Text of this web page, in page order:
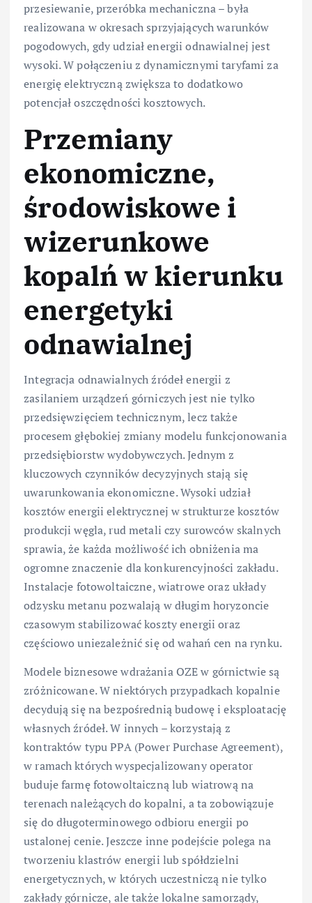
przesiewanie, przeróbka mechaniczna – była
realizowana w okresach sprzyjających warunków
pogodowych, gdy udział energii odnawialnej jest
wysoki. W połączeniu z dynamicznymi taryfami za
energię elektryczną zwiększa to dodatkowo
potencjał oszczędności kosztowych.
Przemiany
ekonomiczne,
środowiskowe i
wizerunkowe
kopalń w kierunku
energetyki
odnawialnej
Integracja odnawialnych źródeł energii z
zasilaniem urządzeń górniczych jest nie tylko
przedsięwzięciem technicznym, lecz także
procesem głębokiej zmiany modelu funkcjonowania
przedsiębiorstw wydobywczych. Jednym z
kluczowych czynników decyzyjnych stają się
uwarunkowania ekonomiczne. Wysoki udział
kosztów energii elektrycznej w strukturze kosztów
produkcji węgla, rud metali czy surowców skalnych
sprawia, że każda możliwość ich obniżenia ma
ogromne znaczenie dla konkurencyjności zakładu.
Instalacje fotowoltaiczne, wiatrowe oraz układy
odzysku metanu pozwalają w długim horyzoncie
czasowym stabilizować koszty energii oraz
częściowo uniezależnić się od wahań cen na rynku.
Modele biznesowe wdrażania OZE w górnictwie są
zróżnicowane. W niektórych przypadkach kopalnie
decydują się na bezpośrednią budowę i eksploatację
własnych źródeł. W innych – korzystają z
kontraktów typu PPA (Power Purchase Agreement),
w ramach których wyspecjalizowany operator
buduje farmę fotowoltaiczną lub wiatrową na
terenach należących do kopalni, a ta zobowiązuje
się do długoterminowego odbioru energii po
ustalonej cenie. Jeszcze inne podejście polega na
tworzeniu klastrów energii lub spółdzielni
energetycznych, w których uczestniczą nie tylko
zakłady górnicze, ale także lokalne samorządy,